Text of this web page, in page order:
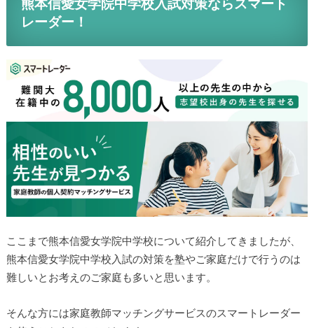
熊本信愛女学院中学校入試対策ならスマー
トレーダー！
ここまで熊本信愛女学院中学校について紹介してきました
うのは難しいとお考えのご家庭も多いと思います。